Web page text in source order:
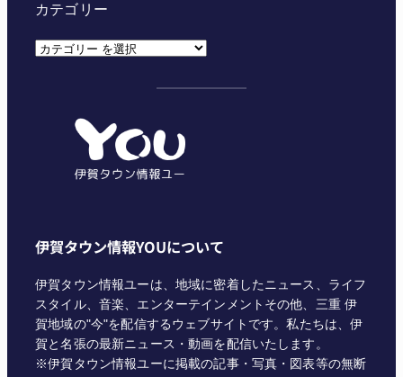
カテゴリー
カ
伊賀タウン情報YOUについて
伊賀タウン情報ユーは、地域に密着したニュース、ライフ
スタイル、音楽、エンターテインメントその他、三重 伊
賀地域の"今"を配信するウェブサイトです。私たちは、伊
賀と名張の最新ニュース・動画を配信いたします。
※伊賀タウン情報ユーに掲載の記事・写真・図表等の無断